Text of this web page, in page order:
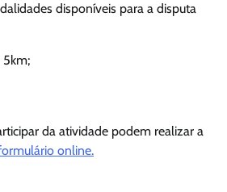
disponíveis para a disputa
5km;
da atividade podem realizar a
online.